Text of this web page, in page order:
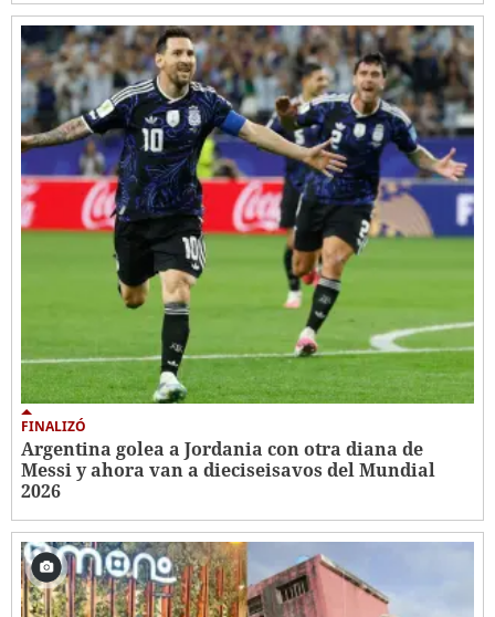
FINALIZÓ
Argentina golea a Jordania con otra diana de
Messi y ahora van a dieciseisavos del Mundial
2026